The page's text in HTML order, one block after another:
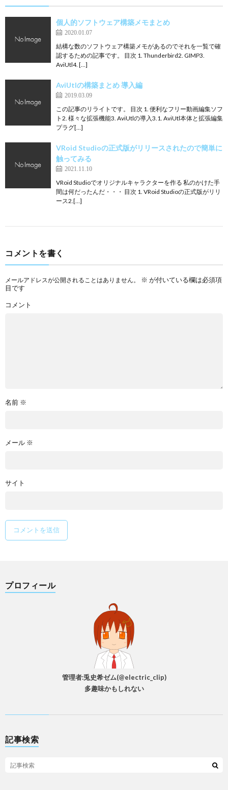
個人的ソフトウェア構築メモまとめ
2020.01.07
結構な数のソフトウェア構築メモがあるのでそれを一覧で確
認するための記事です。 目次 1. Thunderbird2. GIMP3.
AviUtl4. […]
AviUtlの構築まとめ 導入編
2019.03.09
この記事のリライトです。 目次 1. 便利なフリー動画編集ソフ
ト2. 様々な拡張機能3. AviUtlの導入3.1. AviUtl本体と拡張編集
プラグ[…]
VRoid Studioの正式版がリリースされたので簡単に
触ってみる
2021.11.10
VRoid Studioでオリジナルキャラクターを作る 私のかけた手
間は何だったんだ・・・ 目次 1. VRoid Studioの正式版がリリ
ース2.[…]
コメントを書く
メールアドレスが公開されることはありません。 ※ が付いている欄は必須項
目です
コメント
名前 ※
メール ※
サイト
プロフィール
管理者:兎史希ゼム(@electric_clip)
多趣味かもしれない
記事検索